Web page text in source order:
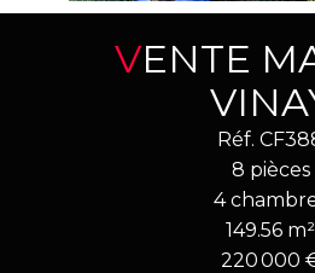
VENTE
Réf.
8 pièces
4
149.56 m²
220 000